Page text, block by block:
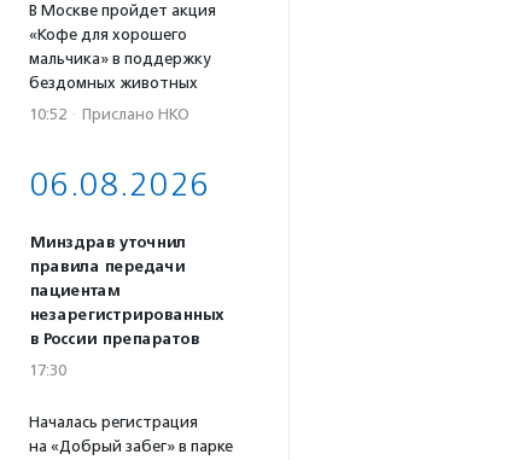
В Москве пройдет акция
«Кофе для хорошего
мальчика» в поддержку
бездомных животных
10:52 · Прислано НКО
06.08.2026
Минздрав уточнил
правила передачи
пациентам
незарегистрированных
в России препаратов
17:30
Началась регистрация
на «Добрый забег» в парке